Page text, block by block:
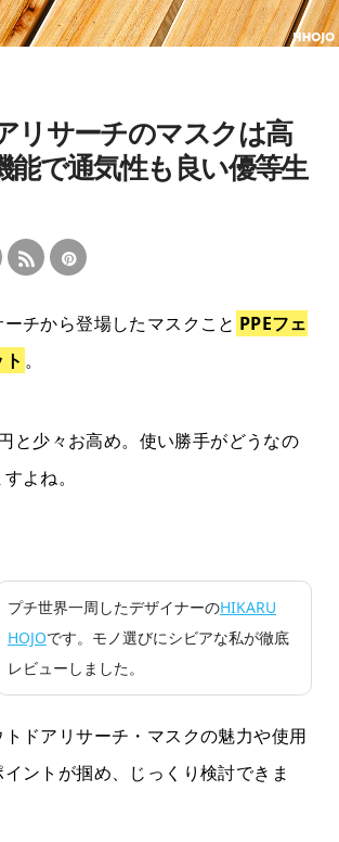
リサーチのマスクは高
能で通気性も良い優等生
チから登場したマスクこと PPEフェ
。
と少々お高め。使い勝手がどうなの
よね。
プチ世界一周したデザイナーのHIKARU
HOJOです。モノ選びにシビアな私が徹底
レビューしました。
ドアリサーチ・マスクの魅力や使用
ントが掴め、じっくり検討できま